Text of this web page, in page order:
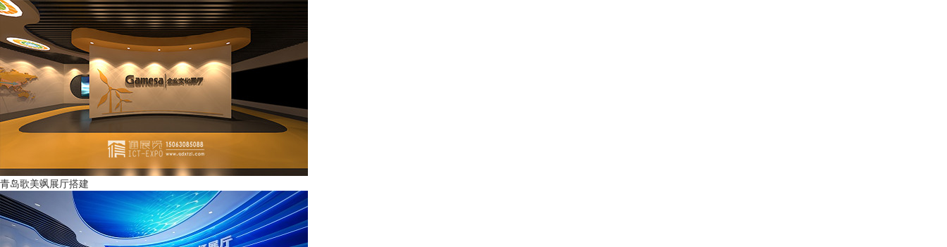
青岛歌美飒展厅搭建